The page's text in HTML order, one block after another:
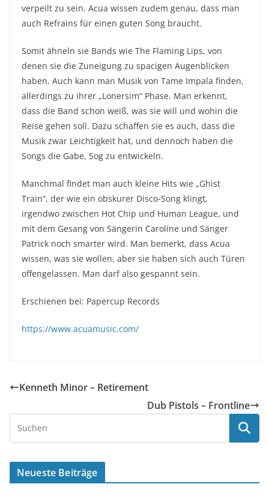
verpeilt zu sein. Acua wissen zudem genau, dass man
auch Refrains für einen guten Song braucht.
Somit ähneln sie Bands wie The Flaming Lips, von
denen sie die Zuneigung zu spacigen Augenblicken
haben. Auch kann man Musik von Tame Impala finden,
allerdings zu ihrer „Lonersim“ Phase. Man erkennt,
dass die Band schon weiß, was sie will und wohin die
Reise gehen soll. Dazu schaffen sie es auch, dass die
Musik zwar Leichtigkeit hat, und dennoch haben die
Songs die Gabe, Sog zu entwickeln.
Manchmal findet man auch kleine Hits wie „Ghist
Train“, der wie ein obskurer Disco-Song klingt,
irgendwo zwischen Hot Chip und Human League, und
mit dem Gesang von Sängerin Caroline und Sänger
Patrick noch smarter wird. Man bemerkt, dass Acua
wissen, was sie wollen, aber sie haben sich auch Türen
offengelassen. Man darf also gespannt sein.
Erschienen bei: Papercup Records
https://www.acuamusic.com/
Kenneth Minor – Retirement
Dub Pistols – Frontline
Neueste Beiträge